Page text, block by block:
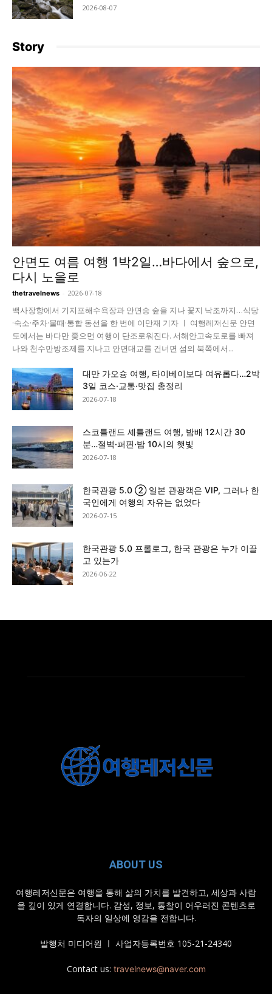
2026-08-07
Story
안면도 여름 여행 1박2일…바다에서 숲으로,
다시 노을로
thetravelnews - 2026-07-18
백사장항에서 기지포해수욕장과 안면송 숲을 지나 꽃지 낙조까지…식당
·숙소·주차·물때·통합 동선을 한 번에 이만재 기자 ㅣ 여행레저신문 안면
도에서는 바다만 좇으면 여행이 단조로워진다. 서해안고속도로를 빠져
나와 천수만방조제를 지나고 안면대교를 건너면 섬의 북쪽에서...
대만 가오슝 여행, 타이베이보다 여유롭다…2박
3일 코스·교통·맛집 총정리
2026-07-18
스코틀랜드 셰틀랜드 여행, 밤배 12시간 30
분…절벽·퍼핀·밤 10시의 햇빛
2026-07-18
한국관광 5.0 ② 일본 관광객은 VIP, 그러나 한
국인에게 여행의 자유는 없었다
2026-07-15
한국관광 5.0 프롤로그, 한국 관광은 누가 이끌
고 있는가
2026-06-22
ABOUT US
여행레저신문은 여행을 통해 삶의 가치를 발견하고, 세상과 사람
을 깊이 있게 연결합니다. 감성, 정보, 통찰이 어우러진 콘텐츠로
독자의 일상에 영감을 전합니다.
발행처 미디어원 ㅣ 사업자등록번호 105-21-24340
Contact us: travelnews@naver.com